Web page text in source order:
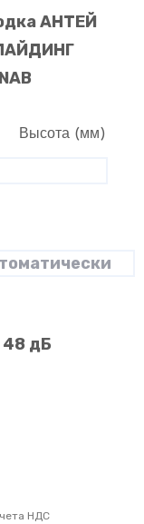
АНТЕЙ
Высота (мм)
48 дБ
НДС